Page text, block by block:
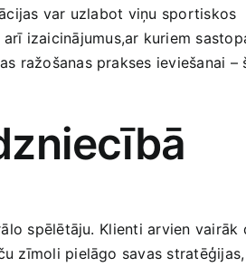
var uzlabot ​viņu sportiskos
izaicinājumus,ar kuriem
ražošanas prakses ieviešanai –
spēlētāju. ⁤Klienti arvien vairāk⁢
zīmoli pielāgo savas stratēģijas,